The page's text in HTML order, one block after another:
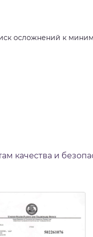
осложнений к
качества и